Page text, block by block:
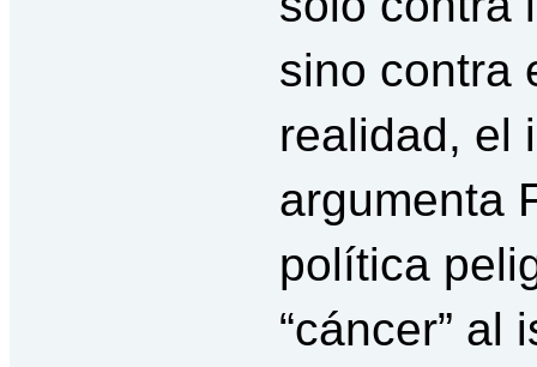
sino contra
realidad, el
argumenta
política
“cáncer” al